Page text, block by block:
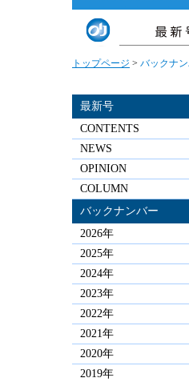
トップページ > バックナ
最新号
CONTENTS
NEWS
OPINION
COLUMN
バックナンバー
2026年
2025年
2024年
2023年
2022年
2021年
2020年
2019年